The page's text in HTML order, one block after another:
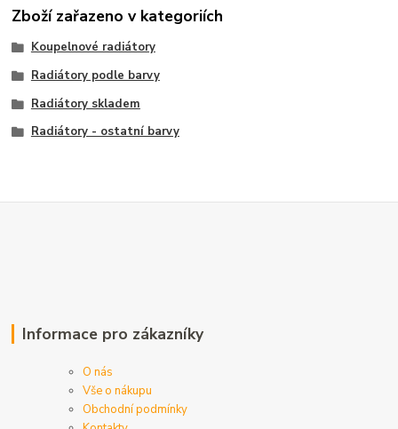
Zboží zařazeno v kategoriích
Koupelnové radiátory
Radiátory podle barvy
Radiátory skladem
Radiátory - ostatní barvy
Informace pro zákazníky
O nás
Vše o nákupu
Obchodní podmínky